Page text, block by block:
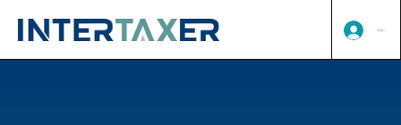
Log In